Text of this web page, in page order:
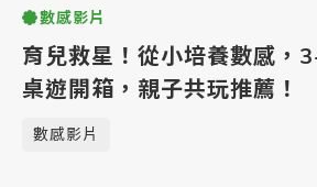
數感影片
育兒救星！從小培養數感，
桌遊開箱，親子共玩推薦！
數感影片